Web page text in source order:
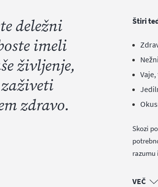
deležni
imeli
življenje,
zdravo.
Štiri
Skozi
razumu
VEČ